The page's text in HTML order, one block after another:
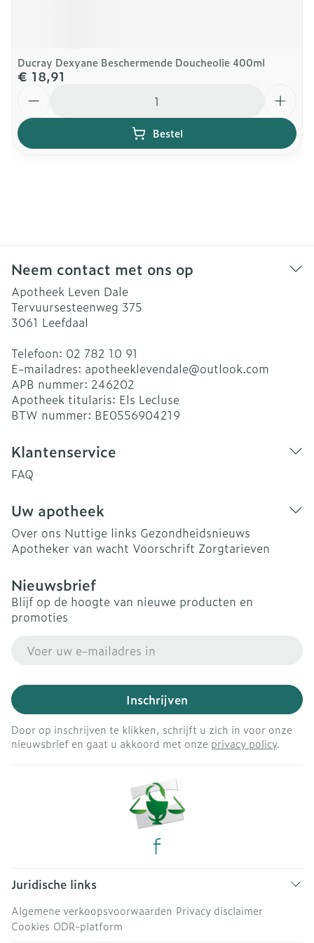
Ducray Dexyane Beschermende Doucheolie 400ml
€ 18,91
Bestel
Neem contact met ons op
Apotheek Leven Dale
Tervuursesteenweg 375
3061 Leefdaal
Telefoon: 02 782 10 91
E-mailadres: apotheeklevendale@outlook.com
APB nummer: 246202
Apotheek titularis: Els Lecluse
BTW nummer: BE0556904219
Klantenservice
FAQ
Uw apotheek
Over ons Nuttige links Gezondheidsnieuws
Apotheker van wacht Voorschrift Zorgtarieven
Nieuwsbrief
Blijf op de hoogte van nieuwe producten en
promoties
Inschrijven
Door op inschrijven te klikken, schrijft u zich in voor onze
nieuwsbrief en gaat u akkoord met onze privacy policy.
Juridische links
Algemene verkoopsvoorwaarden Privacy disclaimer
Cookies ODR-platform